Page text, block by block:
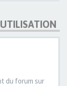
du forum sur